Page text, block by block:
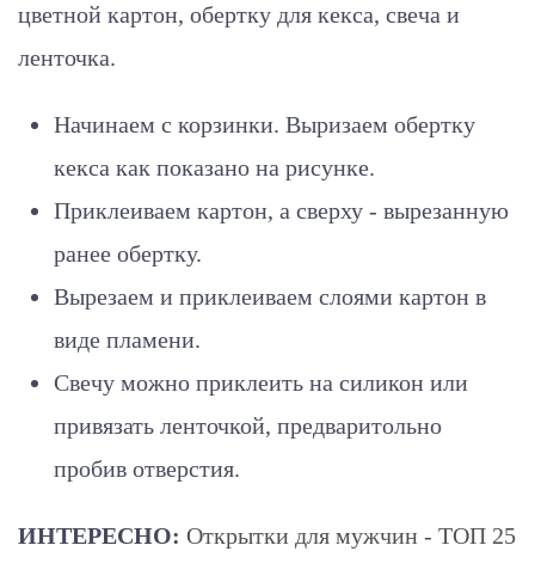
цветной картон, обертку для кекса, свеча и
ленточка.
Начинаем с корзинки. Выризаем обертку
кекса как показано на рисунке.
Приклеиваем картон, а сверху - вырезанную
ранее обертку.
Вырезаем и приклеиваем слоями картон в
виде пламени.
Свечу можно приклеить на силикон или
привязать ленточкой, предваритольно
пробив отверстия.
ИНТЕРЕСНО: Открытки для мужчин - ТОП 25